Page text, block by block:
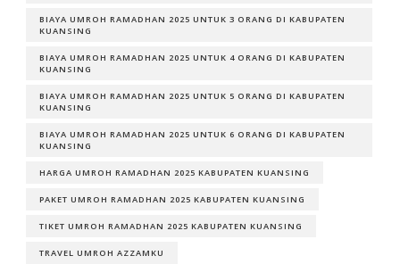
BIAYA UMROH RAMADHAN 2025 UNTUK 3 ORANG DI KABUPATEN
KUANSING
BIAYA UMROH RAMADHAN 2025 UNTUK 4 ORANG DI KABUPATEN
KUANSING
BIAYA UMROH RAMADHAN 2025 UNTUK 5 ORANG DI KABUPATEN
KUANSING
BIAYA UMROH RAMADHAN 2025 UNTUK 6 ORANG DI KABUPATEN
KUANSING
HARGA UMROH RAMADHAN 2025 KABUPATEN KUANSING
PAKET UMROH RAMADHAN 2025 KABUPATEN KUANSING
TIKET UMROH RAMADHAN 2025 KABUPATEN KUANSING
TRAVEL UMROH AZZAMKU